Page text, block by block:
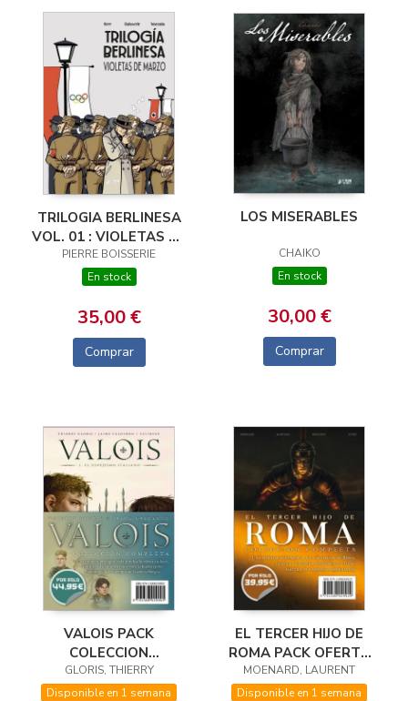
TRILOGIA BERLINESA
VOL. 01 : VIOLETAS DE
MARZO
PIERRE BOISSERIE
En stock
35,00 €
Comprar
LOS MISERABLES
CHAIKO
En stock
30,00 €
Comprar
VALOIS PACK
COLECCION
COMPLETA
GLORIS, THIERRY
Disponible en 1 semana
EL TERCER HIJO DE
ROMA PACK OFERTA
COLECCION
COMPLETA
MOENARD, LAURENT
Disponible en 1 semana